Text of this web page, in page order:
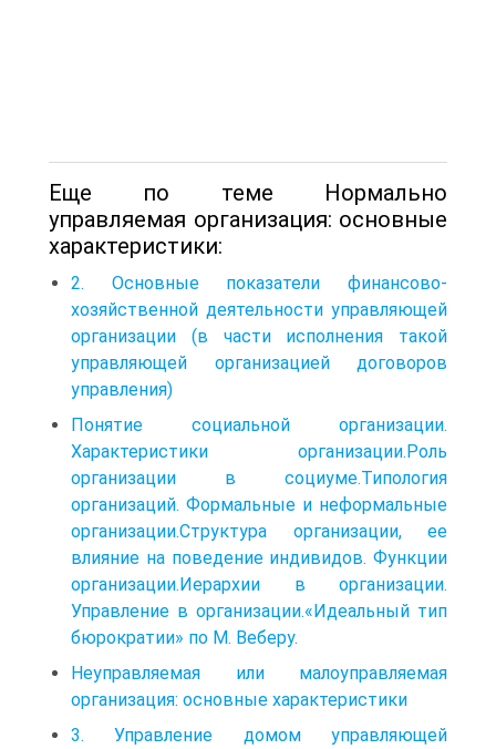
Еще по теме Нормально
управляемая организация: основные
характеристики:
2. Основные показатели финансово-
хозяйственной деятельности управляющей
организации (в части исполнения такой
управляющей организацией договоров
управления)
Понятие социальной организации.
Характеристики организации.Роль
организации в социуме.Типология
организаций. Формальные и неформальные
организации.Структура организации, ее
влияние на поведение индивидов. Функции
организации.Иерархии в организации.
Управление в организации.«Идеальный тип
бюрократии» по М. Веберу.
Неуправляемая или малоуправляемая
организация: основные характеристики
3. Управление домом управляющей